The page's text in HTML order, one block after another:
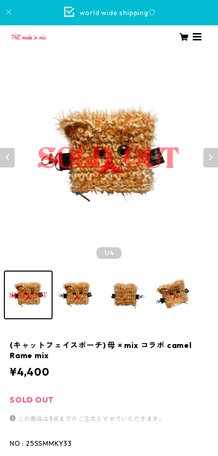
world wide shipping♡
1/4
(キャットフェイスポーチ) 母 × mix コラボ camel
Rame mix
¥4,400
SOLD OUT
この商品は3点までのご注文とさせていただきます。
NO : 25SSMMKY33